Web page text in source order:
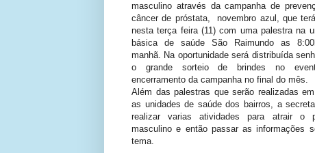
masculino através da campanha de
câncer de próstata,
novembro azul, que
nesta terça feira (11) com uma palestra na
básica de saúde São Raimundo as
manhã. Na oportunidade será distribuída
o grande sorteio de brindes no
encerramento da campanha no final do mês.
Além das palestras que serão realizadas
as unidades de saúde dos bairros, a
realizar varias atividades para atrair o
masculino e então passar as informações
tema.